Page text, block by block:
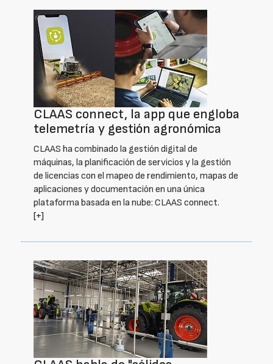
CLAAS connect, la app que engloba
telemetría y gestión agronómica
CLAAS ha combinado la gestión digital de
máquinas, la planificación de servicios y la gestión
de licencias con el mapeo de rendimiento, mapas de
aplicaciones y documentación en una única
plataforma basada en la nube: CLAAS connect.
[+]